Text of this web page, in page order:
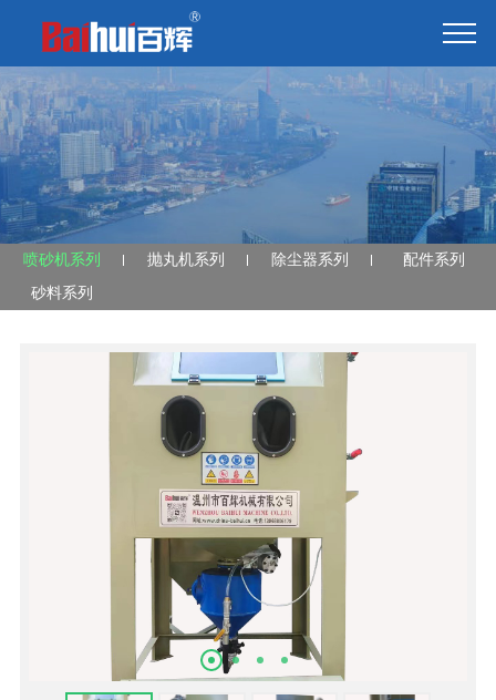
喷砂机系列 抛丸机系列 除尘器系列
配件系列
砂料系列